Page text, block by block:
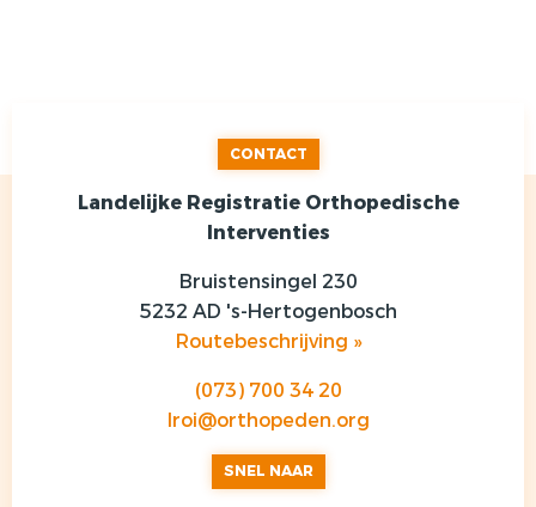
CONTACT
Landelijke Registratie Orthopedische
Interventies
Bruistensingel 230
5232 AD 's-Hertogenbosch
Routebeschrijving »
(073) 700 34 20
lroi@orthopeden.org
SNEL NAAR